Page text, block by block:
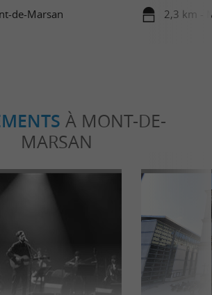
de-Marsan
région
2,3 km -
À MONT-DE-
MARSAN